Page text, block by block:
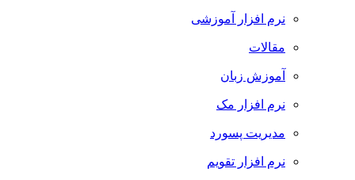
نرم افزار آموزشی
مقالات
آموزش زبان
نرم افزار مک
مدیریت پسورد
نرم افزار تقویم